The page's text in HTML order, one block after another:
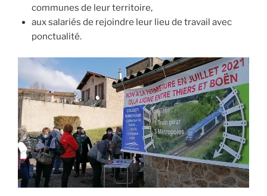
communes de leur territoire,
aux salariés de rejoindre leur lieu de travail avec
ponctualité.